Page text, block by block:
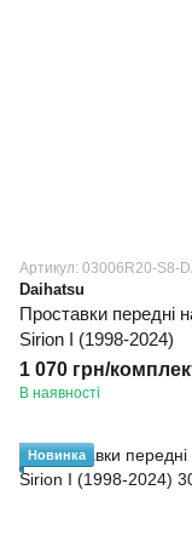
Артикул: 03006R20-S8-
Daihatsu
Проставки передні
Sirion I (1998-2024)
1 070 грн/
В наявності
Новинка